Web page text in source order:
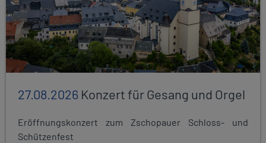
27.08.2026 Konzert für Gesang und Orgel
Eröffnungskonzert zum Zschopauer Schloss- und
Schützenfest